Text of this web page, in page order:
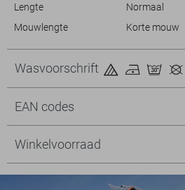
Lengte
Normaal
Mouwlengte
Korte mouw
Wasvoorschrift
EAN codes
Winkelvoorraad